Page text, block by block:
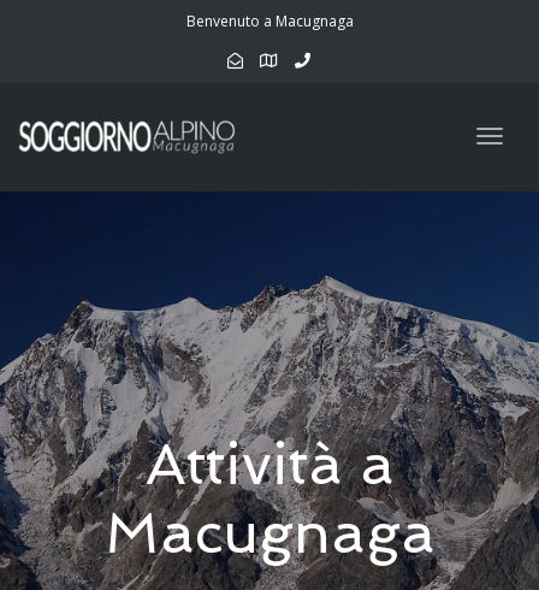
Benvenuto a Macugnaga
Attività a
Macugnaga